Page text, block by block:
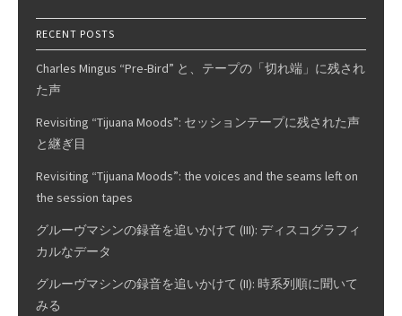
RECENT POSTS
Charles Mingus “Pre-Bird” と、テープの「切れ端」に残され
た声
Revisiting “Tijuana Moods”: セッションテープに残された声
と継ぎ目
Revisiting “Tijuana Moods”: the voices and the seams left on
the session tapes
グルーヴマシンの録音を追いかけて (III): ディスコグラフィ
カルなデータ
グルーヴマシンの録音を追いかけて (II): 時系列順に聞いて
みる